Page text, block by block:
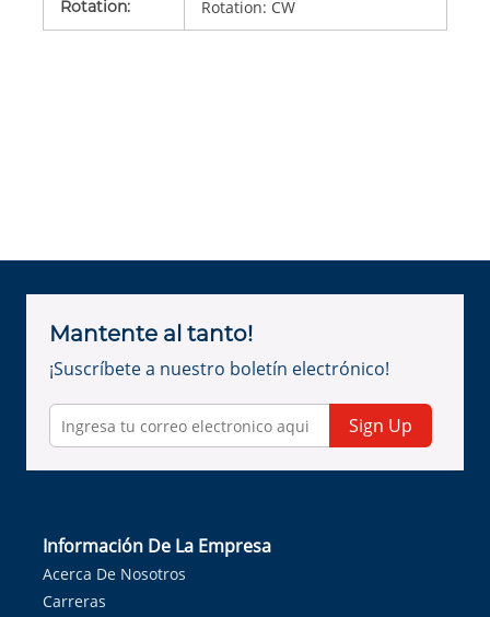
Rotation: Rotation: CW
Mantente al tanto!
¡Suscríbete a nuestro boletín electrónico!
Sign Up
Información De La Empresa
Acerca De Nosotros
Carreras